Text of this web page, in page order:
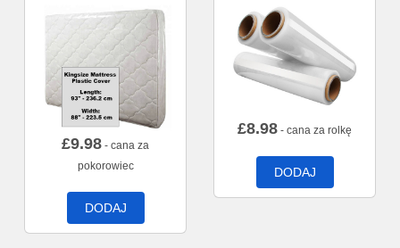
£9.98 - cana za
pokorowiec
DODAJ
£8.98 - cana za rolkę
DODAJ